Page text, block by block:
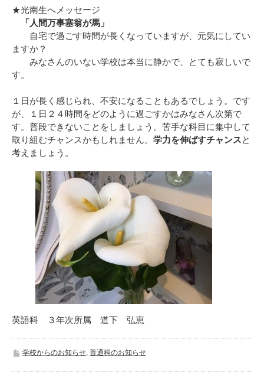
★光南生へメッセージ
「人間万事塞翁が馬」
自宅で過ごす時間が長くなっていますが、元気にしてい
ますか？
みなさんのいない学校は本当に静かで、とても寂しいで
す。
１日が長く感じられ、不安になることもあるでしょう。です
が、１日２４時間をどのように過ごすかはみなさん次第で
す。普段できないことをしましょう。苦手な科目に集中して
取り組むチャンスかもしれません。 学力を伸ばすチャンスと
考えましょう。
英語科 ３年次所属 道下 弘恵
学校からのお知らせ, 普通科のお知らせ